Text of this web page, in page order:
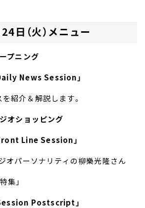
日（火）メニュー
プニング
News Session」
紹介＆解説します。
ショッピング
Line Session」
オパーソナリティの柳樂光隆さん
集」
Postscript」